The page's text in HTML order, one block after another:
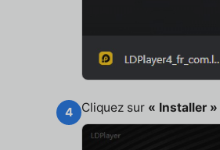
4 Cliquez sur « Installer »